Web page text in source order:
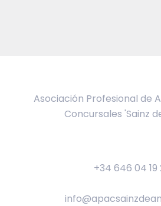
Asociación Profesional de
Concursales 'Sainz
+34 646 04 19